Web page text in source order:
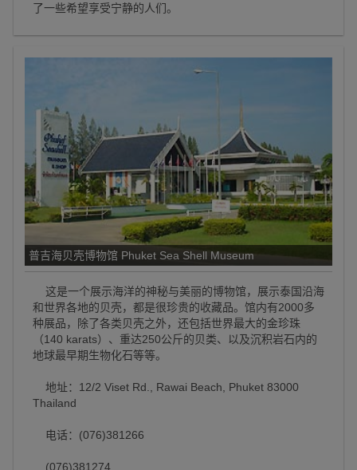
了一些希望享受宁静的人们。
普吉海贝壳博物馆 Phuket Sea Shell Museum
这是一个展示海洋的神秘与美丽的博物馆，展示泰国沿海
和世界各地的贝壳，都是很珍贵的收藏品。馆内有2000多
种展品，除了各类贝壳之外，还包括世界最大的金珍珠
（140 karats）、重达250公斤的贝类、以及沉积岩石内的
地球最早期生物化石等等。
地址：12/2 Viset Rd., Rawai Beach, Phuket 83000
Thailand
电话：(076)381266
(076)381274